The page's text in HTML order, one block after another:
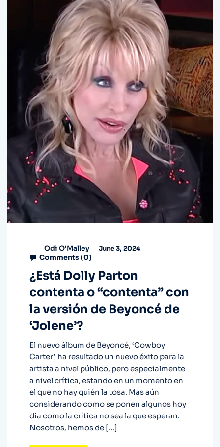
Odi O'Malley June 3, 2024
Comments (0)
¿Está Dolly Parton
contenta o “contenta” con
la versión de Beyoncé de
‘Jolene’?
El nuevo álbum de Beyoncé, ‘Cowboy
Carter’, ha resultado un nuevo éxito para la
artista a nivel público, pero especialmente
a nivel crítica, estando en un momento en
el que no hay quién la tosa. Más aún
considerando como se ponen algunos hoy
día como la crítica no sea la que esperan.
Nosotros, hemos de […]